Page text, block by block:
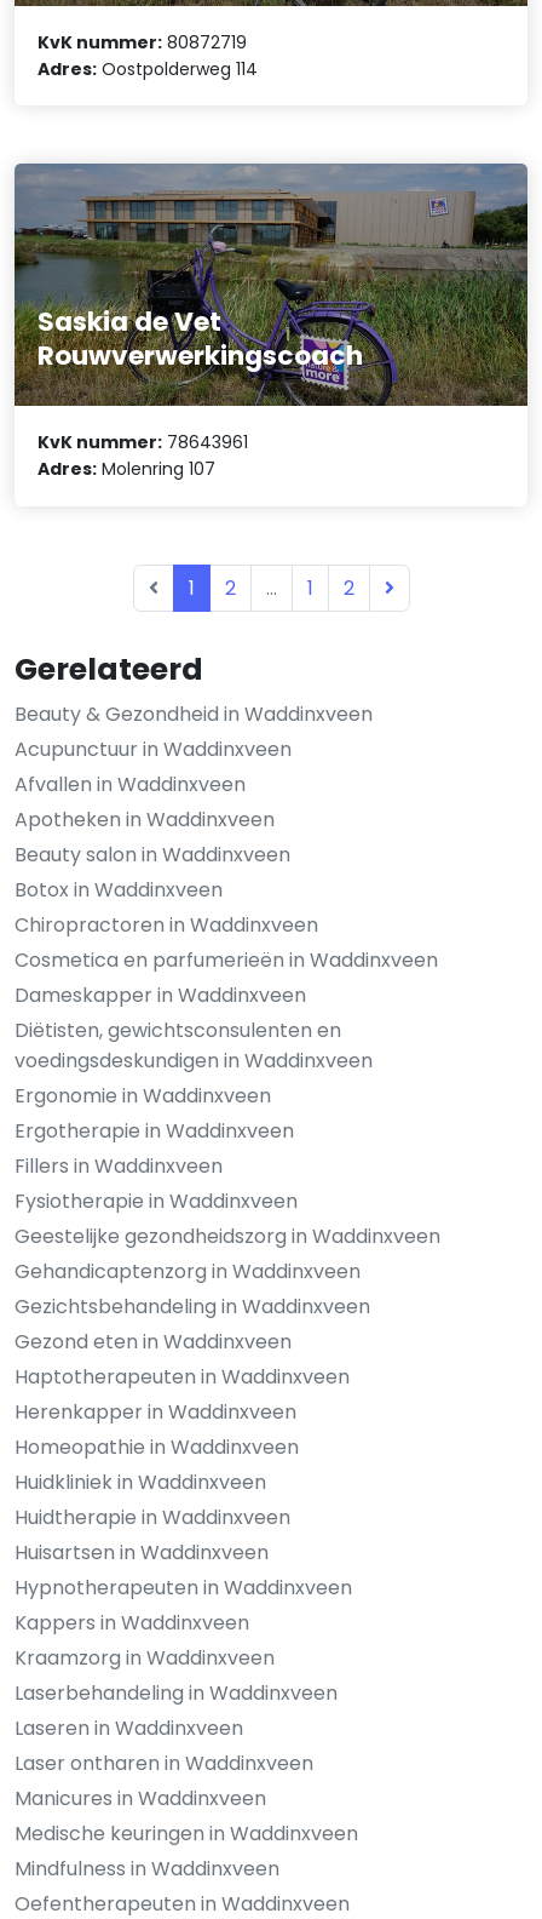
Gerelateerd
Beauty & Gezondheid in Waddinxveen
Acupunctuur in Waddinxveen
Afvallen in Waddinxveen
Apotheken in Waddinxveen
Beauty salon in Waddinxveen
Botox in Waddinxveen
Chiropractoren in Waddinxveen
Cosmetica en parfumerieën in Waddinxveen
Dameskapper in Waddinxveen
Diëtisten, gewichtsconsulenten en
voedingsdeskundigen in Waddinxveen
Ergonomie in Waddinxveen
Ergotherapie in Waddinxveen
Fillers in Waddinxveen
Fysiotherapie in Waddinxveen
Geestelijke gezondheidszorg in Waddinxveen
Gehandicaptenzorg in Waddinxveen
Gezichtsbehandeling in Waddinxveen
Gezond eten in Waddinxveen
Haptotherapeuten in Waddinxveen
Herenkapper in Waddinxveen
Homeopathie in Waddinxveen
Huidkliniek in Waddinxveen
Huidtherapie in Waddinxveen
Huisartsen in Waddinxveen
Hypnotherapeuten in Waddinxveen
Kappers in Waddinxveen
Kraamzorg in Waddinxveen
Laserbehandeling in Waddinxveen
Laseren in Waddinxveen
Laser ontharen in Waddinxveen
Manicures in Waddinxveen
Medische keuringen in Waddinxveen
Mindfulness in Waddinxveen
Oefentherapeuten in Waddinxveen
KvK nummer: 80872719
Adres: Oostpolderweg 114
Saskia de Vet
Rouwverwerkingscoach
KvK nummer: 78643961
Adres: Molenring 107
1 2 ... 1 2